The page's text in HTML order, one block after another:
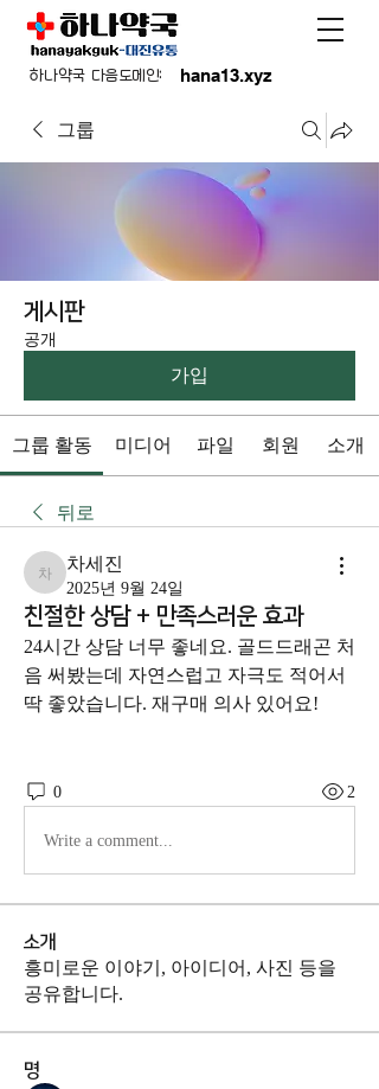
hana13.xyz
하나약국 다음도메인:
그룹
게시판
공개
가입
그룹 활동 미디어 파일 회원 소개
뒤로
차세진
차세진
2025년 9월 24일
친절한 상담 + 만족스러운 효과
24시간 상담 너무 좋네요. 골드드래곤 처
음 써봤는데 자연스럽고 자극도 적어서
딱 좋았습니다. 재구매 의사 있어요!
0 2
Write a comment...
소개
흥미로운 이야기, 아이디어, 사진 등을
공유합니다.
명